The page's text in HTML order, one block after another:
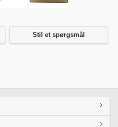
Stil et spørgsmål